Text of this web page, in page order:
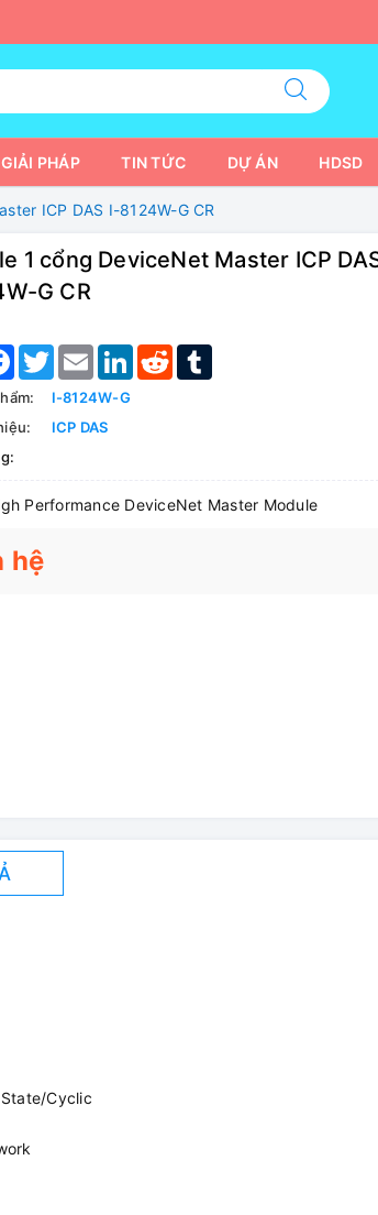
GIẢI PHÁP TIN TỨC DỰ ÁN HDSD
ICP DAS I-8124W-G CR
1 cổng DeviceNet Master ICP
G CR
Facebook
TwitterEmail LinkedIn
Reddit
I-8124W-G
ICP DAS
Performance DeviceNet Master Module
hệ
Cyclic